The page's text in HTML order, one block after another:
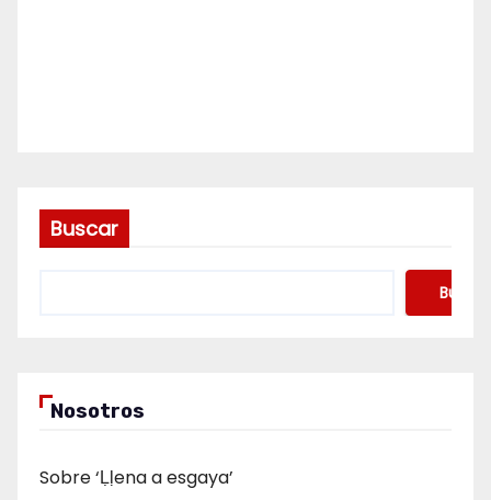
Buscar
Buscar
Nosotros
Sobre ‘Ḷḷena a esgaya’